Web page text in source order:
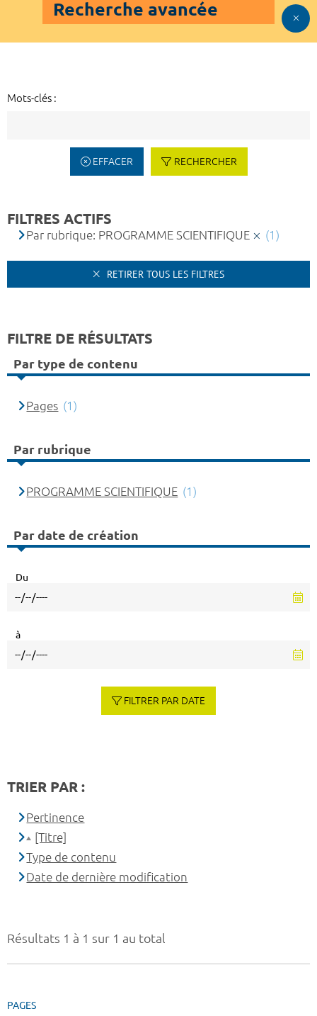
Recherche avancée
Mots-clés :
EFFACER RECHERCHER
Résultats 1 à 1 sur 1 au total
PAGES
FILTRES ACTIFS
Par rubrique: PROGRAMME SCIENTIFIQUE (1)
RETIRER TOUS LES FILTRES
FILTRE DE RÉSULTATS
Par type de contenu
Pages (1)
Par rubrique
PROGRAMME SCIENTIFIQUE (1)
Par date de création
Du
à
FILTRER PAR DATE
TRIER PAR :
Pertinence
[Titre]
Type de contenu
Date de dernière modification